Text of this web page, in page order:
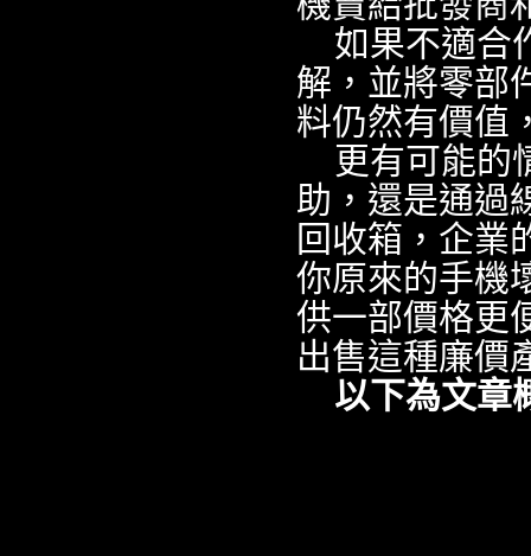
如果不適合
解，並將零部
料仍然有價值
更有可能的
助，還是通過
回收箱，企業
你原來的手機
供一部價格更
出售這種廉價
以下為文章